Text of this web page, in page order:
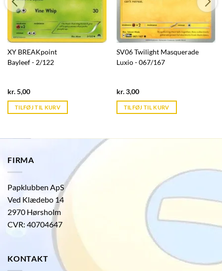
XY BREAKpoint
Bayleef - 2/122
kr.5,00Current
is:
kr. 39,95.
TILFØJ TIL KURV
SV06 Twilight Masquerade
Luxio - 067/167
kr.3,00Current
is:
kr. 39,95.
TILFØJ TIL KURV
FIRMA
Papklubben ApS
Ved Klædebo 14
2970 Hørsholm
CVR: 40704647
KONTAKT